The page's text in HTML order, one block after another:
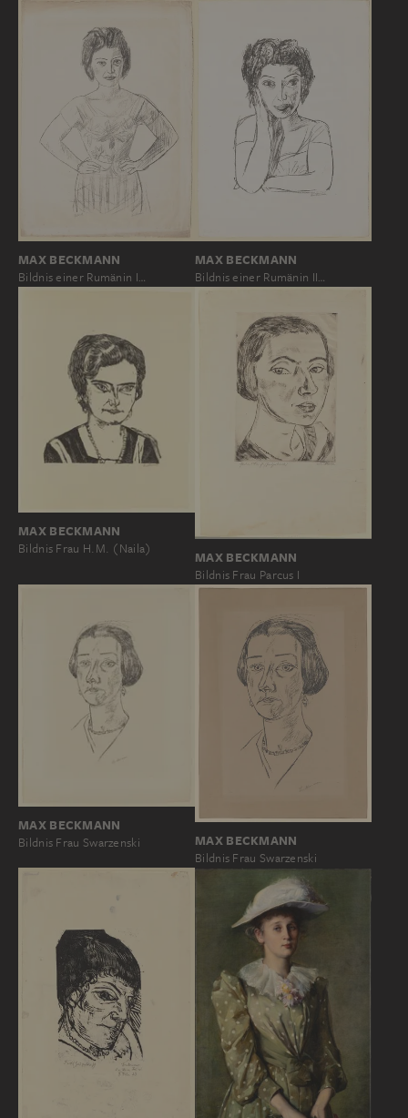
MAX BECKMANN
Bildnis einer Rumänin I…
MAX BECKMANN
Bildnis einer Rumänin II…
MAX BECKMANN
Bildnis Frau H.M. (Naila)
MAX BECKMANN
Bildnis Frau Parcus I
MAX BECKMANN
Bildnis Frau Swarzenski MAX BECKMANN
Bildnis Frau Swarzenski